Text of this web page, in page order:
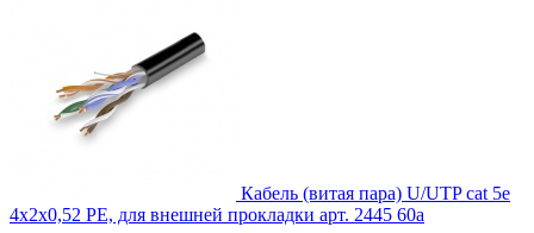
Кабель (витая пара) U/UTP cat 5e
4х2х0,52 PE, для внешней прокладки арт. 2445 60a